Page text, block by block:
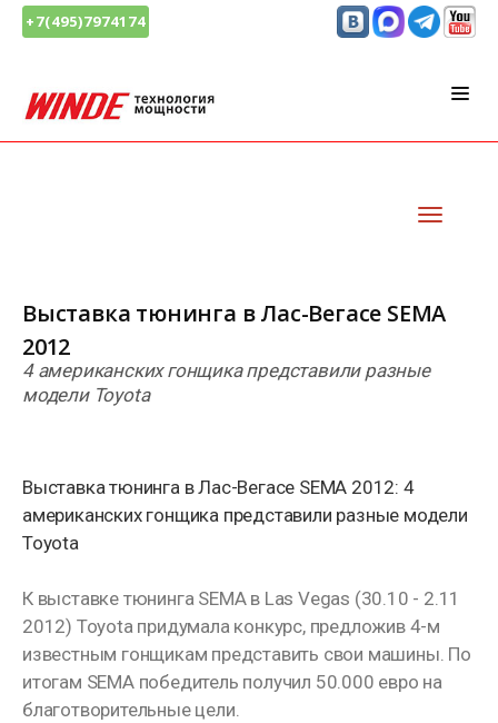
+7(495)7974174
Выставка тюнинга в Лас-Вегасе SEMA
2012
4 американских гонщика представили разные
модели Toyota
Выставка тюнинга в Лас-Вегасе SEMA 2012: 4
американских гонщика представили разные модели
Toyota
К выставке тюнинга SEMA в Las Vegas (30.10 - 2.11
2012) Toyota придумала конкурс, предложив 4-м
известным гонщикам представить свои машины. По
итогам SEMA победитель получил 50.000 евро на
благотворительные цели.